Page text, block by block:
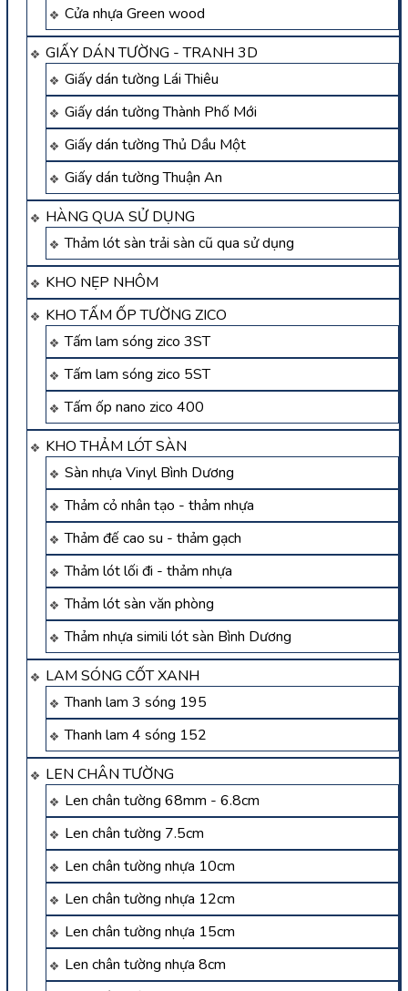
Cửa nhựa Green wood
GIẤY DÁN TƯỜNG - TRANH 3D
Giấy dán tường Lái Thiêu
Giấy dán tường Thành Phố Mới
Giấy dán tường Thủ Dầu Một
Giấy dán tường Thuận An
HÀNG QUA SỬ DỤNG
Thảm lót sàn trải sàn cũ qua sử dụng
KHO NẸP NHÔM
KHO TẤM ỐP TƯỜNG ZICO
Tấm lam sóng zico 3ST
Tấm lam sóng zico 5ST
Tấm ốp nano zico 400
KHO THẢM LÓT SÀN
Sàn nhựa Vinyl Bình Dương
Thảm cỏ nhân tạo - thảm nhựa
Thảm đế cao su - thảm gạch
Thảm lót lối đi - thảm nhựa
Thảm lót sàn văn phòng
Thảm nhựa simili lót sàn Bình Dương
LAM SÓNG CỐT XANH
Thanh lam 3 sóng 195
Thanh lam 4 sóng 152
LEN CHÂN TƯỜNG
Len chân tường 68mm - 6.8cm
Len chân tường 7.5cm
Len chân tường nhựa 10cm
Len chân tường nhựa 12cm
Len chân tường nhựa 15cm
Len chân tường nhựa 8cm